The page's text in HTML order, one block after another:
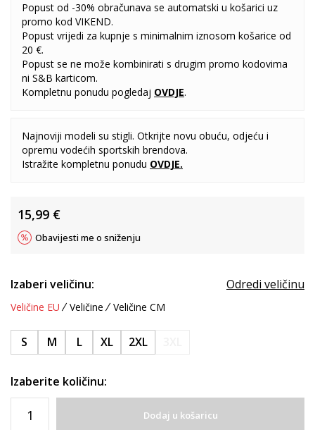
Popust od -30% obračunava se automatski u košarici uz
promo kod VIKEND.
Popust vrijedi za kupnje s minimalnim iznosom košarice od
20 €.
Popust se ne može kombinirati s drugim promo kodovima
ni S&B karticom.
Kompletnu ponudu pogledaj OVDJE.
Najnoviji modeli su stigli. Otkrijte novu obuću, odjeću i
opremu vodećih sportskih brendova.
Istražite kompletnu ponudu OVDJE.
15,99 €
Obavijesti me o sniženju
Izaberi veličinu: Odredi veličinu
Veličine EU Veličine Veličine CM
S M L XL 2XL
Izaberite količinu:
Dodaj u košaricu